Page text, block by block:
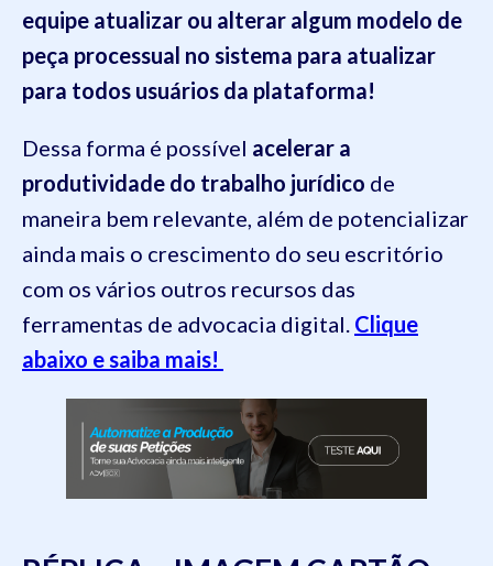
equipe atualizar ou alterar algum modelo de
peça processual no sistema para atualizar
para todos usuários da plataforma!
Dessa forma é possível acelerar a
produtividade do trabalho jurídico de
maneira bem relevante, além de potencializar
ainda mais o crescimento do seu escritório
com os vários outros recursos das
ferramentas de advocacia digital. Clique
abaixo e saiba mais!